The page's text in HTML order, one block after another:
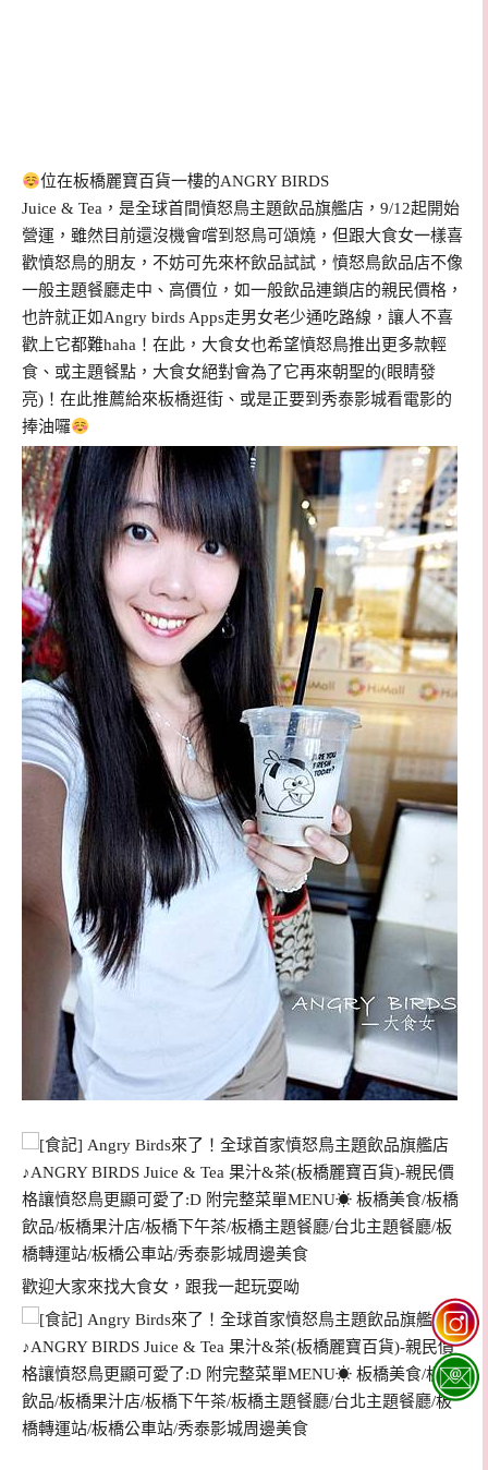
位在板橋麗寶百貨一樓的ANGRY BIRDS
Juice & Tea，是全球首間憤怒鳥主題飲品旗艦店，9/12起開始
營運，雖然目前還沒機會嚐到怒鳥可頌燒，但跟大食女一樣喜
歡憤怒鳥的朋友，不妨可先來杯飲品試試，憤怒鳥飲品店不像
一般主題餐廳走中、高價位，如一般飲品連鎖店的親民價格，
也許就正如Angry birds Apps走男女老少通吃路線，讓人不喜
歡上它都難haha！在此，大食女也希望憤怒鳥推出更多款輕
食、或主題餐點，大食女絕對會為了它再來朝聖的(眼睛發
亮)！在此推薦給來板橋逛街、或是正要到秀泰影城看電影的
捧油囉
歡迎大家來找大食女，跟我一起玩耍呦